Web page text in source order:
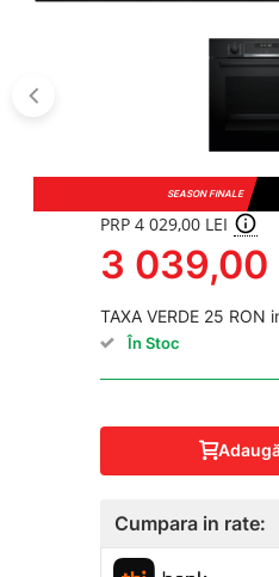
SEASON FINALE
PRP 4 029,00 LEI
3 039,00
TAXA VERDE 25 RON
În Stoc
Cumpara in rate: